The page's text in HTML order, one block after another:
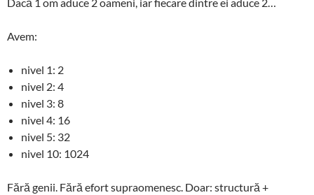
Dacă 1 om aduce 2 oameni, iar fiecare dintre ei aduce 2…
Avem:
nivel 1: 2
nivel 2: 4
nivel 3: 8
nivel 4: 16
nivel 5: 32
nivel 10: 1024
Fără genii. Fără efort supraomenesc. Doar: structură +